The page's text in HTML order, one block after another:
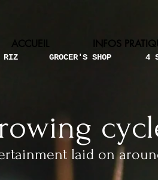
ACCUEIL INFOS
RIZ GROCER'S SHOP 4
laid on